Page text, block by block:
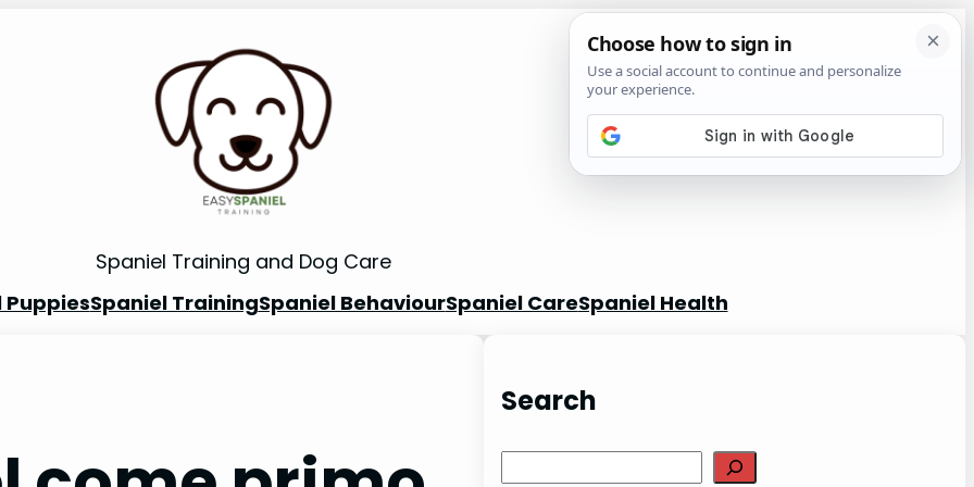
Spaniel Training and Dog Care
PuppiesSpaniel TrainingSpaniel BehaviourSpaniel CareSpaniel Health
Search